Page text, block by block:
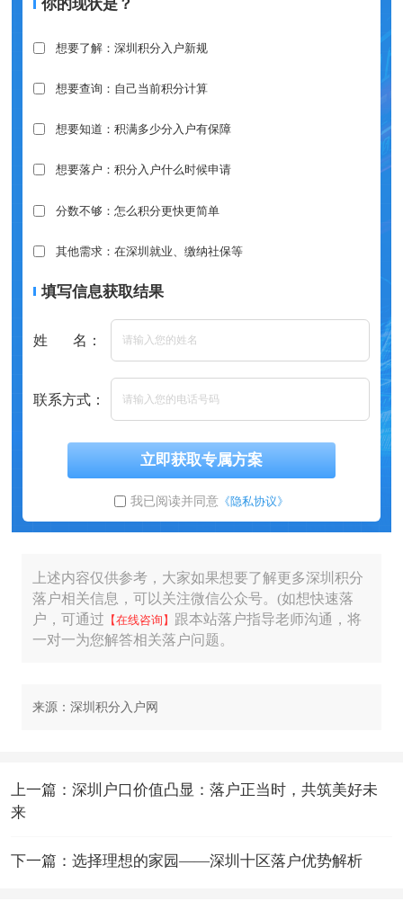
你的现状是？
想要了解：深圳积分入户新规
想要查询：自己当前积分计算
想要知道：积满多少分入户有保障
想要落户：积分入户什么时候申请
分数不够：怎么积分更快更简单
其他需求：在深圳就业、缴纳社保等
填写信息获取结果
姓 名：
联系方式：
立即获取专属方案
我已阅读并同意 《隐私协议》
上述内容仅供参考，大家如果想要了解更多深圳积分
落户相关信息，可以关注微信公众号。(如想快速落
户，可通过 【在线咨询】 跟本站落户指导老师沟通，将
一对一为您解答相关落户问题。
来源：深圳积分入户网
上一篇：深圳户口价值凸显：落户正当时，共筑美好未
来
下一篇：选择理想的家园——深圳十区落户优势解析